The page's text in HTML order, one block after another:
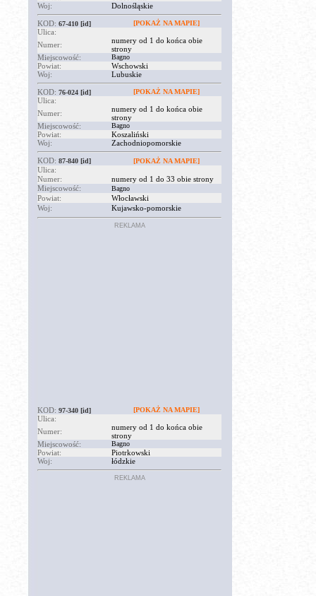
Woj:
Dolnośląskie
KOD: 67-410 [id] [POKAŻ NA MAPIE]
Ulica:
Numer:
numery od 1 do końca obie
strony
Miejscowość:
Bagno
Powiat:
Wschowski
Woj:
Lubuskie
KOD: 76-024 [id] [POKAŻ NA MAPIE]
Ulica:
Numer:
numery od 1 do końca obie
strony
Miejscowość:
Bagno
Powiat:
Koszaliński
Woj:
Zachodniopomorskie
KOD: 87-840 [id] [POKAŻ NA MAPIE]
Ulica:
Numer:
numery od 1 do 33 obie strony
Miejscowość:
Bagno
Powiat:
Włocławski
Woj:
Kujawsko-pomorskie
REKLAMA
KOD: 97-340 [id] [POKAŻ NA MAPIE]
Ulica:
Numer:
numery od 1 do końca obie
strony
Miejscowość:
Bagno
Powiat:
Piotrkowski
Woj:
łódzkie
REKLAMA